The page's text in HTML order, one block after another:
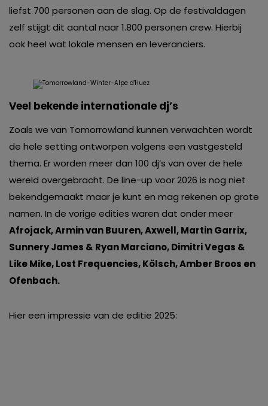
liefst 700 personen aan de slag. Op de festivaldagen
zelf stijgt dit aantal naar 1.800 personen crew. Hierbij
ook heel wat lokale mensen en leveranciers.
Veel bekende internationale dj’s
Zoals we van Tomorrowland kunnen verwachten wordt
de hele setting ontworpen volgens een vastgesteld
thema. Er worden meer dan 100 dj’s van over de hele
wereld overgebracht. De line-up voor 2026 is nog niet
bekendgemaakt maar je kunt en mag rekenen op grote
namen. In de vorige edities waren dat onder meer
Afrojack, Armin van Buuren, Axwell, Martin Garrix,
Sunnery James & Ryan Marciano, Dimitri Vegas &
Like Mike, Lost Frequencies, Kölsch, Amber Broos en
Ofenbach.
Hier een impressie van de editie 2025: